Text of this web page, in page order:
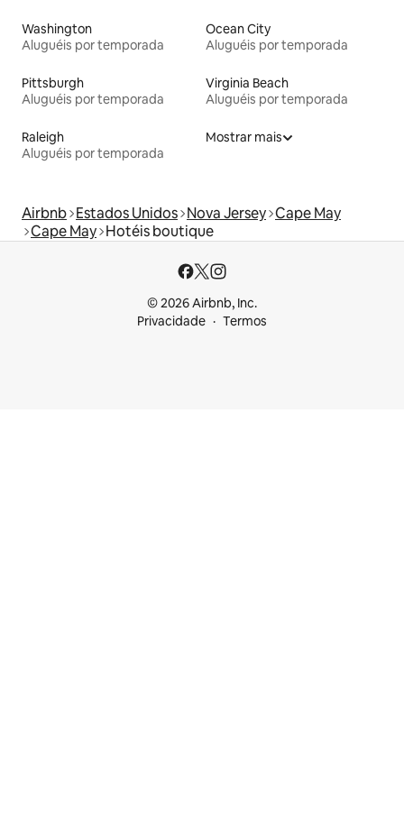
Washington
Aluguéis por temporada
Ocean City
Aluguéis por temporada
Pittsburgh
Aluguéis por temporada
Virginia Beach
Aluguéis por temporada
Raleigh
Aluguéis por temporada
Mostrar mais
Airbnb Estados Unidos Nova Jersey Cape May
Cape May Hotéis boutique
© 2026 Airbnb, Inc.
Privacidade
Termos